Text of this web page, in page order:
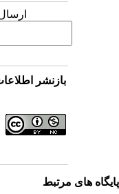
ارسال
بازنشر اطلاعات
های مرتبط